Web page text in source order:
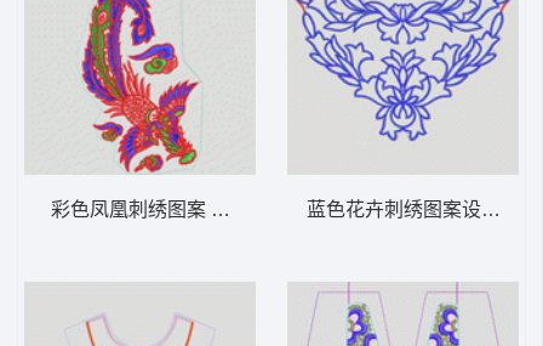
彩色凤凰刺绣图案 凤凰动物 蓝色花卉刺绣图案设计 简